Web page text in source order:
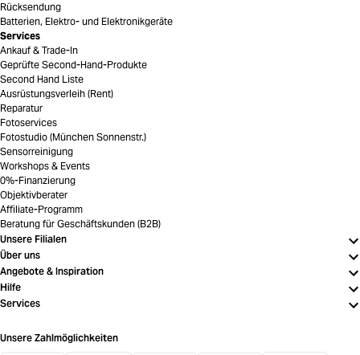
Rücksendung
Batterien, Elektro- und Elektronikgeräte
Services
Ankauf & Trade-In
Geprüfte Second-Hand-Produkte
Second Hand Liste
Ausrüstungsverleih (Rent)
Reparatur
Fotoservices
Fotostudio (München Sonnenstr.)
Sensorreinigung
Workshops & Events
0%-Finanzierung
Objektivberater
Affiliate-Programm
Beratung für Geschäftskunden (B2B)
Unsere Filialen
Über uns
Angebote & Inspiration
Hilfe
Services
Unsere Zahlmöglichkeiten